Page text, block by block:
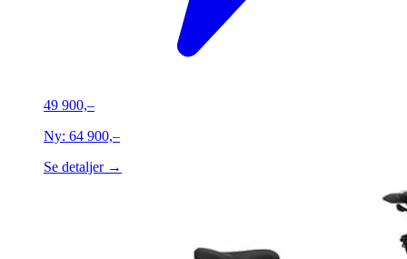
49 900,–
Ny: 64 900,–
Se detaljer →